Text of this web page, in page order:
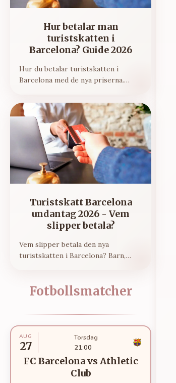
Hur betalar man
turistskatten i
Barcelona? Guide 2026
Hur du betalar turistskatten i
Barcelona med de nya priserna.
kvitto.
Turistskatt Barcelona
undantag 2026 - Vem
slipper betala?
Vem slipper betala den nya
turistskatten i Barcelona? Barn,
Fotbollsmatcher
AUG
27
Torsdag
21:00
FC Barcelonavs Athletic
Club